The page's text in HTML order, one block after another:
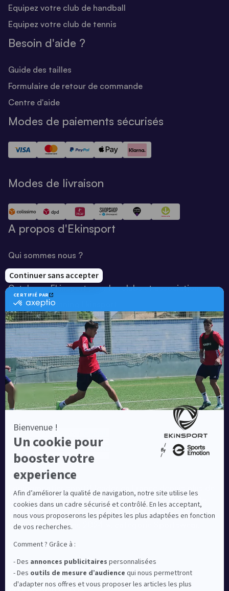
Equipez votre club de handball
Equipez votre club de tennis
Besoin d'aide ?
Guide des tailles
Formulaire de retour de commande
Centre d'aide
Modes de paiements sécurisés
Modes de livraison
A propos d'Ekinsport
Qui sommes nous ?
Notre savoir-faire
Catalogue Ekinsport pour les clubs et associations
Catalogue running Ekinsport
Blog
Une société de :
Equipementier sportif leader en France depuis plus de
10 ans, Ekinsport a été distingué par la rédaction de
Capital dans son classement des « Meilleurs sites de
commerce en ligne 2024 », catégorie Sportswear.
En savoir plus